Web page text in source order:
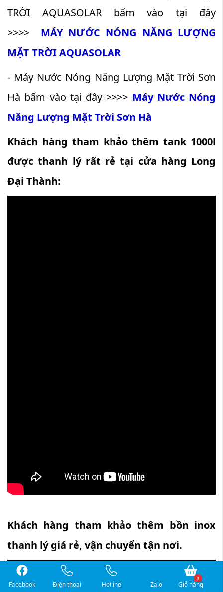
TRỜI AQUASOLAR bấm vào tại đây
>>>> MÁY NƯỚC NÓNG NĂNG LƯỢNG
MẶT TRỜI AQUASOLAR
- Máy Nước Nóng Năng Lượng Mặt Trời Sơn
Hà bấm vào tại đây >>>> Máy Nước Nóng
Năng Lượng Mặt Trời Sơn Hà
Khách hàng tham khảo thêm tank 1000l
được thanh lý rất rẻ tại cửa hàng Long
Đại Thành:
Khách hàng tham khảo thêm bồn inox
thanh lý giá rẻ, vận chuyển tận nơi.
Facebook Điện thoại Hotline Zalo
0
Giỏ hàng